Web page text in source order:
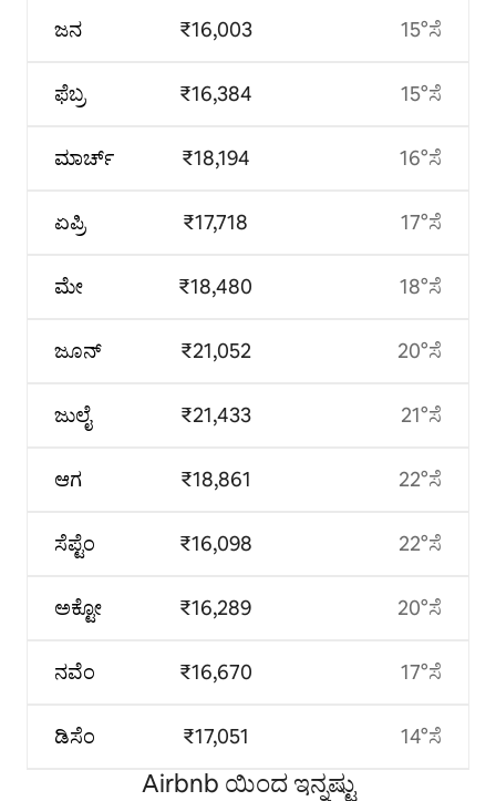
ಜನ
ಫೆಬ್ರ
ಮಾರ್ಚ್
ಏಪ್ರಿ
ಮೇ
ಜೂನ್
ಜುಲೈ
ಆಗ
ಸೆಪ್ಟೆಂ
ಅಕ್ಟೋ
ನವೆಂ
ಡಿಸೆಂ
₹16,003
₹16,384
₹18,194
₹17,718
₹18,480
₹21,052
₹21,433
₹18,861
₹16,098
₹16,289
₹16,670
₹17,051
15°ಸೆ
15°ಸೆ
16°ಸೆ
17°ಸೆ
18°ಸೆ
20°ಸೆ
21°ಸೆ
22°ಸೆ
22°ಸೆ
20°ಸೆ
17°ಸೆ
14°ಸೆ
Airbnb ಯಿಂದ ಇನ್ನಷ್ಟು